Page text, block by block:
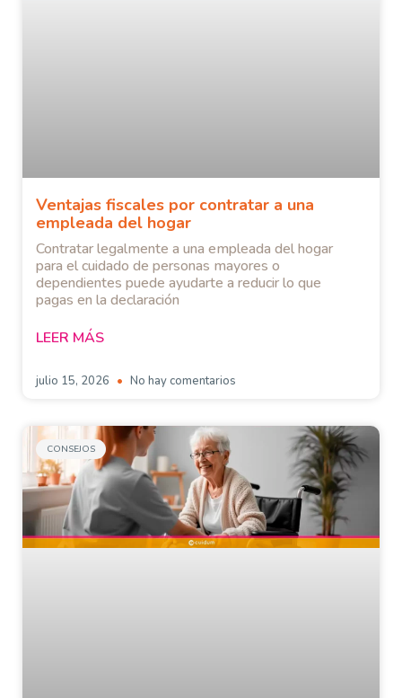
Ventajas fiscales por contratar a una
empleada del hogar
Contratar legalmente a una empleada del hogar
para el cuidado de personas mayores o
dependientes puede ayudarte a reducir lo que
pagas en la declaración
LEER MÁS
julio 15, 2026 No hay comentarios
CONSEJOS